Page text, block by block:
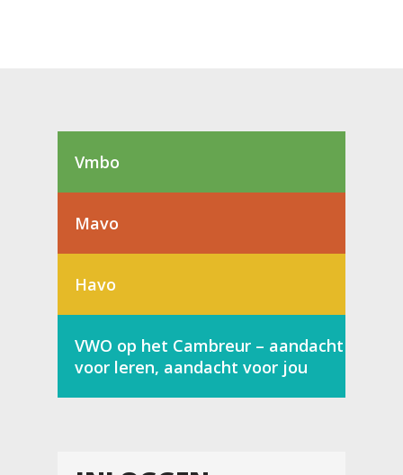
Vmbo
Mavo
Havo
VWO op het Cambreur – aandacht
voor leren, aandacht voor jou